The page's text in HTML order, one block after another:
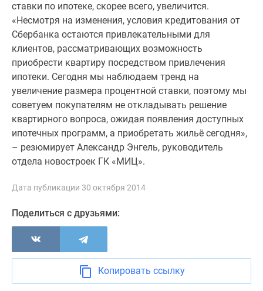
программы
Медиа
Новости
недвижимости
Мнение
эксперта
Аналитика
рынка
Покупателю
Экспертиза
новостроек
проекте
Контакты
Реклама
сайте
ставки по ипотеке, скорее всего, увеличится.
«Несмотря на изменения, условия кредитования от
Сбербанка остаются привлекательными для
клиентов, рассматривающих возможность
приобрести квартиру посредством привлечения
ипотеки. Сегодня мы наблюдаем тренд на
увеличение размера процентной ставки, поэтому мы
советуем покупателям не откладывать решение
квартирного вопроса, ожидая появления доступных
ипотечных программ, а приобретать жильё сегодня»,
– резюмирует Александр Энгель, руководитель
отдела новостроек ГК «МИЦ».
Дата публикации 30 октября 2014
Поделиться с друзьями:
Копировать ссылку